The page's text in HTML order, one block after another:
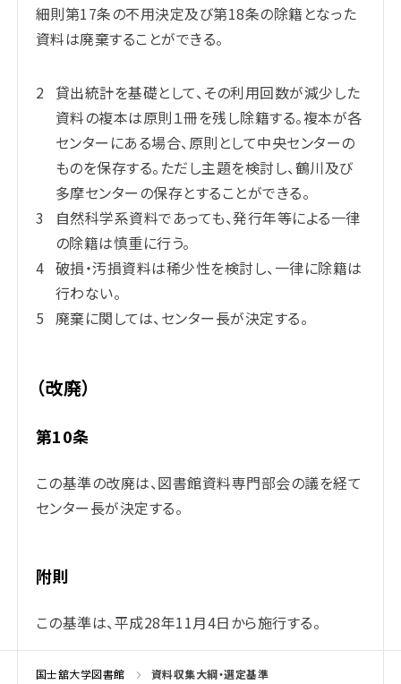
細則第17条の不用決定及び第18条の除籍となった
資料は廃棄することができる。
貸出統計を基礎として、その利用回数が減少した
資料の複本は原則１冊を残し除籍する。複本が各
センターにある場合、原則として中央センターの
ものを保存する。ただし主題を検討し、鶴川及び
多摩センターの保存とすることができる。
自然科学系資料であっても、発行年等による一律
の除籍は慎重に行う。
破損・汚損資料は稀少性を検討し、一律に除籍は
行わない。
廃棄に関しては、センター長が決定する。
（改廃）
第10条
この基準の改廃は、図書館資料専門部会の議を経て
センター長が決定する。
附則
この基準は、平成28年11月4日から施行する。
国士舘大学図書館 資料収集大綱・選定基準